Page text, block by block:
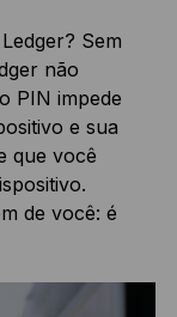
Sem
não
PIN impede
e sua
que você
de você: é